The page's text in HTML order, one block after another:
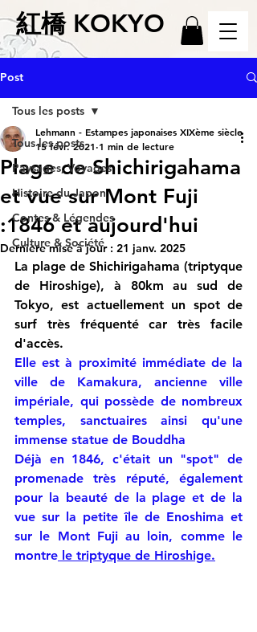
紅橋 KOKYO
Post
Tous les posts
Paysages, Voyages
Histoire du Japon
Contes & Légendes
Culture & Société
Tous les posts
Plage de Shichirigahama
et vue sur Mont Fuji
:1846 et aujourd'hui
Lehmann - Estampes japonaises XIXème siècle
15 févr. 2021 1 min de lecture
Dernière mise à jour : 21 janv. 2025
La plage de Shichirigahama (triptyque
de Hiroshige), à 80km au sud de
Tokyo, est actuellement un spot de
surf très fréquenté car très facile
d'accès.
Elle est à proximité immédiate de la
ville de Kamakura, ancienne ville
impériale, qui possède de nombreux
temples, sanctuaires ainsi qu'une
immense statue de Bouddha
Déjà en 1846, c'était un "spot" de
promenade très réputé, également
pour la beauté de la plage et de la
vue sur la petite île de Enoshima et
sur le Mont Fuji au loin, comme le
montre le triptyque de Hiroshige.